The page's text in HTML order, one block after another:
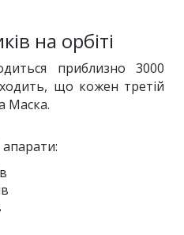
на орбіті
приблизно 3000
що кожен третій
Маска.